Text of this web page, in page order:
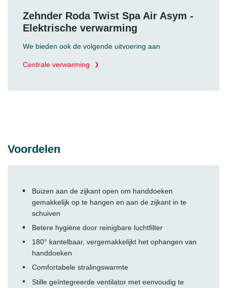
Zehnder Roda Twist Spa Air Asym -
Elektrische verwarming
We bieden ook de volgende uitvoering aan
Centrale verwarming
Voordelen
Buizen aan de zijkant open om handdoeken
gemakkelijk op te hangen en aan de zijkant in te
schuiven
Betere hygiëne door reinigbare luchtfilter
180° kantelbaar, vergemakkelijkt het ophangen van
handdoeken
Comfortabele stralingswarmte
Stille geïntegreerde ventilator met eenvoudig te